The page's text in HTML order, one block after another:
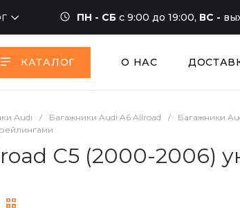
ПН - СБ с 9:00 до 19:00, ВС -
КАТАЛОГ О НАС
Audi / Багажники Audi A6 Allroad / Багажники
C5 (2000-2006)